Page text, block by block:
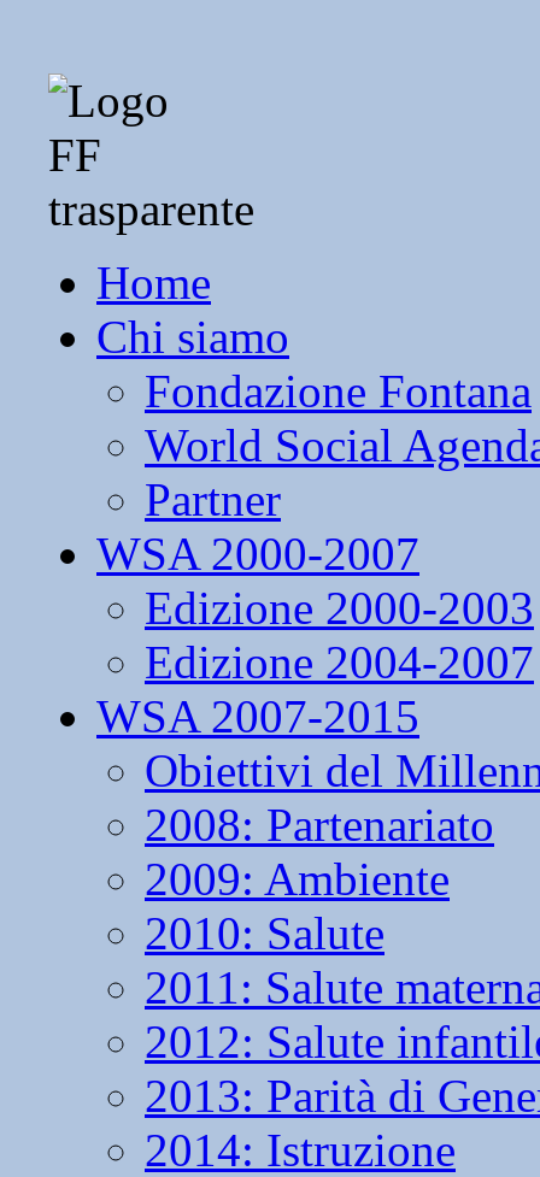
Home
Chi siamo
Fondazione Fontana
World Social
Partner
WSA 2000-2007
Edizione 2000-2003
Edizione 2004-2007
WSA 2007-2015
Obiettivi del
2008: Partenariato
2009: Ambiente
2010: Salute
2011: Salute
2012: Salute
2013: Parità di
2014: Istruzione